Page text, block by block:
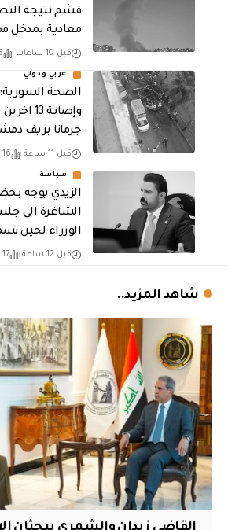
قشم نتيجة
معادية بمدخل
قبل 10 ساعات 15
عربي ودولي
الصحة
وإصابة
جرمانا بريف
قبل 11 ساعة 16 مشاهدات
سياسة
الزيدي يوجه
الشاغرة الى
الوزراء لحين
قبل 12 ساعة 17 مشاهدات
شاهد المزيد..